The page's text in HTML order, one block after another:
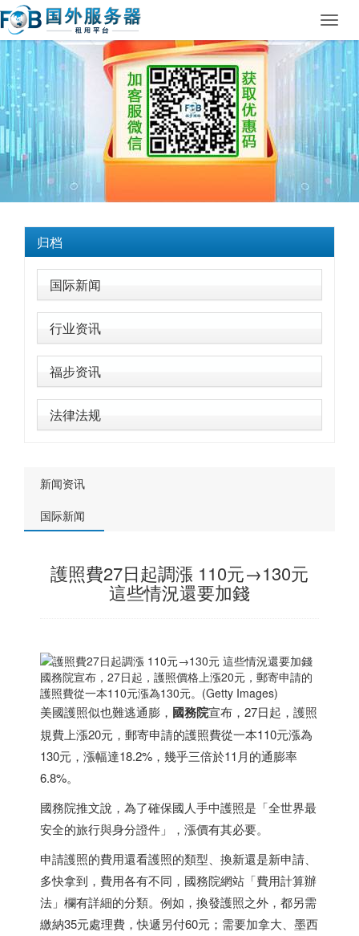
归档
国际新闻
行业资讯
福步资讯
法律法规
新闻资讯
国际新闻
護照費27日起調漲 110元→130元
這些情況還要加錢
國務院宣布，27日起，護照價格上漲20元，郵寄申請的
護照費從一本110元漲為130元。(Getty Images)
美國護照似也難逃通膨， 國務院宣布，27日起，護照
規費上漲20元，郵寄申請的護照費從一本110元漲為
130元，漲幅達18.2%，幾乎三倍於11月的通膨率
6.8%。
國務院推文說，為了確保國人手中護照是「全世界最
安全的旅行與身分證件」，漲價有其必要。
申請護照的費用還看護照的類型、換新還是新申請、
多快拿到，費用各有不同，國務院網站「費用計算辦
法」欄有詳細的分類。例如，換發護照之外，都另需
繳納35元處理費，快遞另付60元；需要加拿大、 墨西